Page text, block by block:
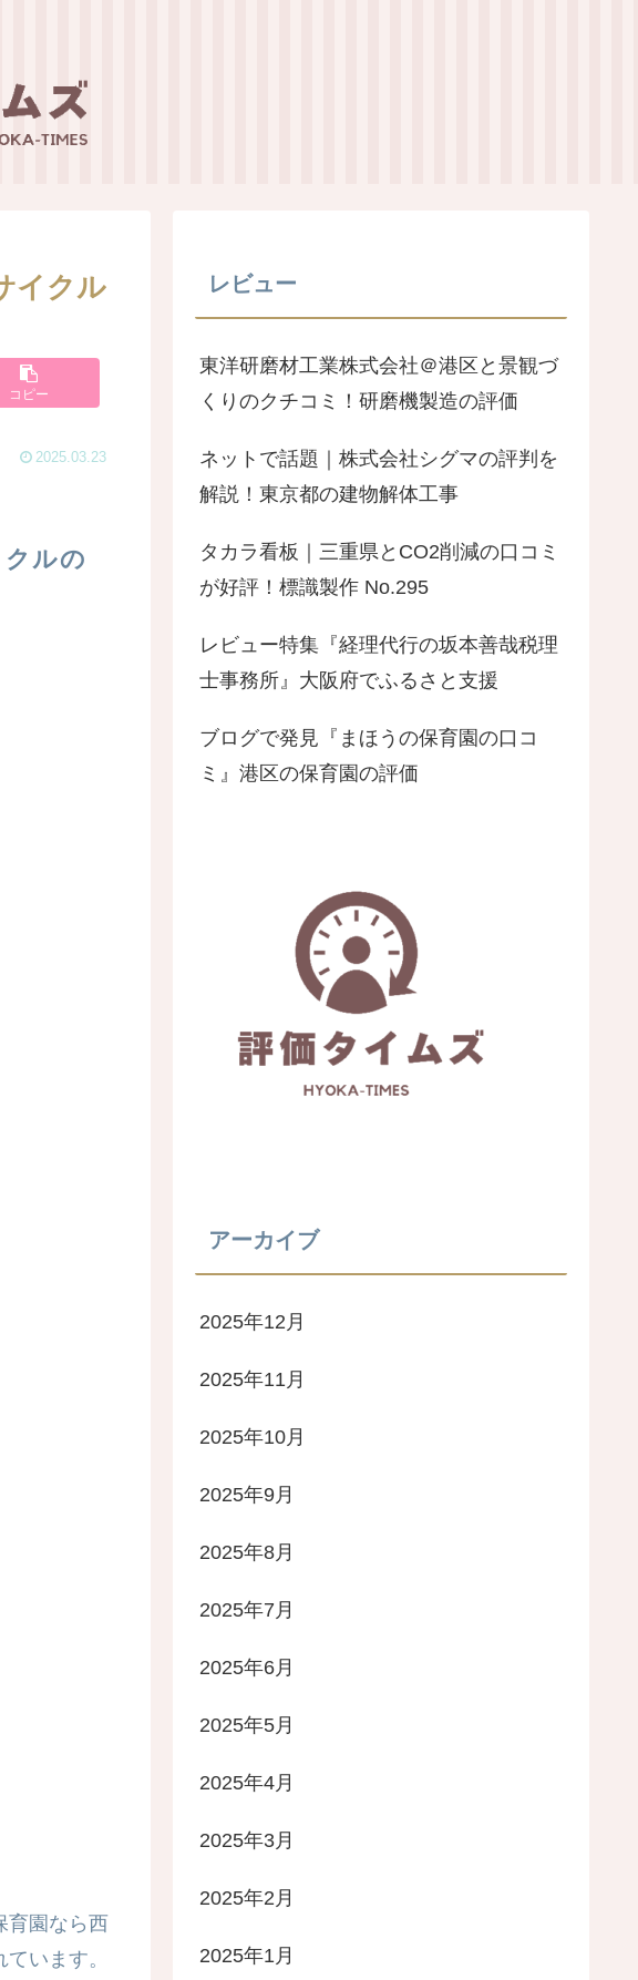
イクル
コピー
2025.03.23
ルの
育園なら西
います。
レビュー
東洋研磨材工業株式会社＠港区と景観づ
くりのクチコミ！研磨機製造の評価
ネットで話題｜株式会社シグマの評判を
解説！東京都の建物解体工事
タカラ看板｜三重県とCO2削減の口コミ
が好評！標識製作 No.295
レビュー特集『経理代行の坂本善哉税理
士事務所』大阪府でふるさと支援
ブログで発見『まほうの保育園の口コ
ミ』港区の保育園の評価
アーカイブ
2025年12月
2025年11月
2025年10月
2025年9月
2025年8月
2025年7月
2025年6月
2025年5月
2025年4月
2025年3月
2025年2月
2025年1月